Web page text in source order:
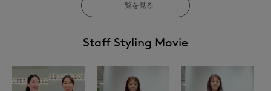
一覧を見る
Staff Styling Movie